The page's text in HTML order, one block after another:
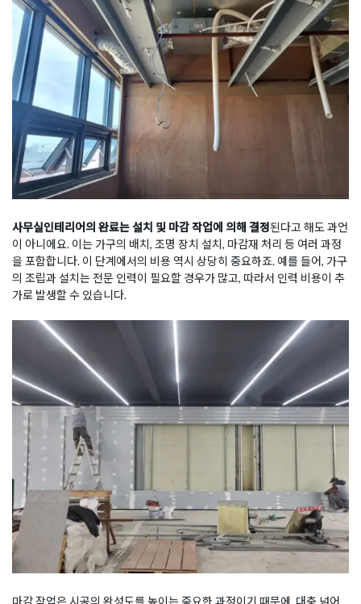
사무실인테리어의 완료는 설치 및 마감 작업에 의해 결정된다고 해도 과언
이 아니에요. 이는 가구의 배치, 조명 장치 설치, 마감재 처리 등 여러 과정
을 포함합니다. 이 단계에서의 비용 역시 상당히 중요하죠. 예를 들어, 가구
의 조립과 설치는 전문 인력이 필요할 경우가 많고, 따라서 인력 비용이 추
가로 발생할 수 있습니다.
마감 작업은 시공의 완성도를 높이는 중요한 과정이기 때문에, 대충 넘어